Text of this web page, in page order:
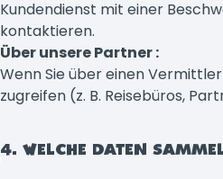
Kundendienst mit einer
kontaktieren.
Über unsere Partner :
Wenn Sie über einen
zugreifen (z. B. Reisebüros,
4. WELCHE DATEN